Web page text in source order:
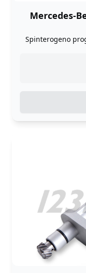
Mercedes-
Spinterogeno